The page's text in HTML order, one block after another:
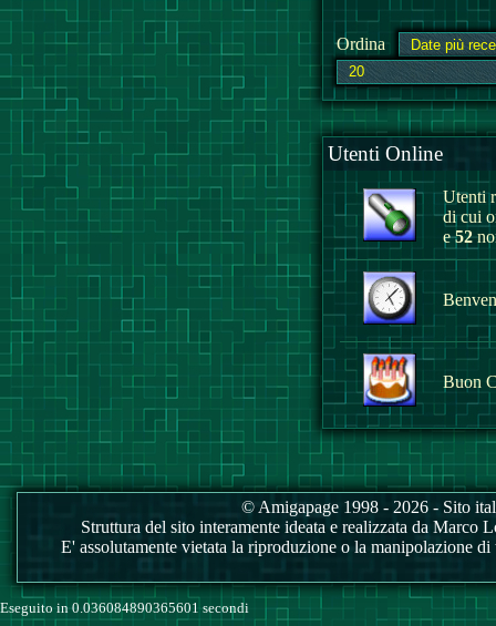
Ordina
Utenti Online
Utenti
di cui
e52
Buon
© Amigapage 1998 - 2026 - Sito
Struttura del sito interamente ideata e realizzata da
E' assolutamente vietata la riproduzione o la manipolazione
Eseguito in 0.036084890365601 secondi